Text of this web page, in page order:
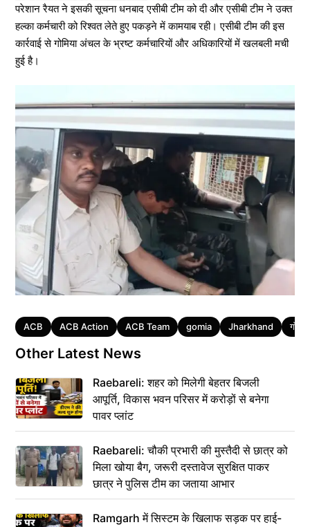
परेशान रैयत ने इसकी सूचना धनबाद एसीबी टीम को दी और एसीबी टीम ने उक्त
हल्का कर्मचारी को रिश्वत लेते हुए पकड़ने में कामयाब रही। एसीबी टीम की इस
कार्रवाई से गोमिया अंचल के भ्रष्ट कर्मचारियों और अधिकारियों में खलबली मची
हुई है।
Tags
ACB ACB Action ACB Team gomia Jharkhand गोमिया
Other Latest News
Raebareli: शहर को मिलेगी बेहतर बिजली
आपूर्ति, विकास भवन परिसर में करोड़ों से बनेगा
पावर प्लांट
Raebareli: चौकी प्रभारी की मुस्तैदी से छात्र को
मिला खोया बैग, जरूरी दस्तावेज सुरक्षित पाकर
छात्र ने पुलिस टीम का जताया आभार
Ramgarh में सिस्टम के खिलाफ सड़क पर हाई-